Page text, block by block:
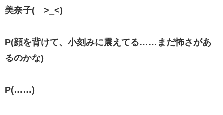
美奈子( >_<)
P(顔を背けて、小刻みに震えてる……まだ怖さがあ
るのかな)
P(……)